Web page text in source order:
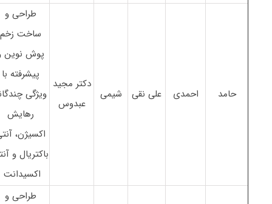
حامد احمدی علی نقی شیمی
دکتر مجید
عبدوس
طراحی و
ساخت زخم
پوش نوین
پیشرفته با
ویژگی
رهایش
اکسیژن،
باکتریال و
اکسیدانت
طراحی و